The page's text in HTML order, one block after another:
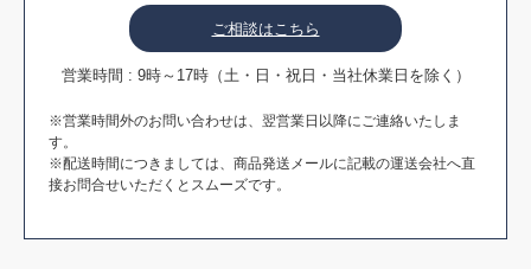
ご相談はこちら
営業時間 : 9時～17時（土・日・祝日・当社休業日を除く）
※営業時間外のお問い合わせは、翌営業日以降にご連絡いたしま
す。
※配送時間につきましては、商品発送メールに記載の運送会社へ直
接お問合せいただくとスムーズです。